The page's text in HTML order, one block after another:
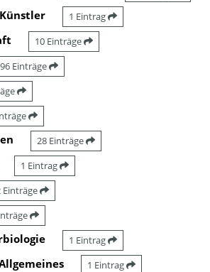
1 Eintrag
10 Einträge
96 Einträge
28 Einträge
1 Eintrag
Einträge
1 Eintrag
1 Eintrag